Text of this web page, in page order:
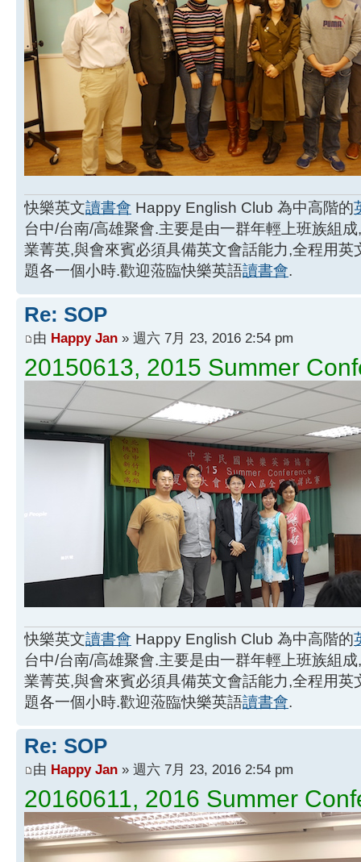
快樂英文讀書會 Happy English Club 為中高階的
台中/台南/高雄聚會.主要是由一群年輕上班族組
業菁英,與會來賓必須具備英文會話能力,全程用
題各一個小時.歡迎蒞臨快樂英語讀書會.
Re: SOP
由 Happy Jan » 週六 7月 23, 2016 2:54 pm
20150613, 2015 Summer
快樂英文讀書會 Happy English Club 為中高階的
台中/台南/高雄聚會.主要是由一群年輕上班族組
業菁英,與會來賓必須具備英文會話能力,全程用
題各一個小時.歡迎蒞臨快樂英語讀書會.
Re: SOP
由 Happy Jan » 週六 7月 23, 2016 2:54 pm
20160611, 2016 Summer